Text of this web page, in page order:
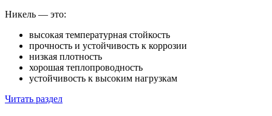
Никель — это:
высокая температурная стойкость
прочность и устойчивость к коррозии
низкая плотность
хорошая теплопроводность
устойчивость к высоким нагрузкам
Читать раздел